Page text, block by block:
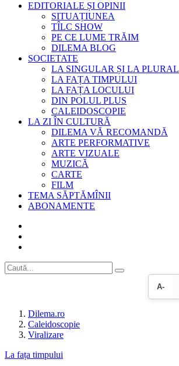
EDITORIALE ȘI OPINII
SITUAȚIUNEA
TÎLC SHOW
PE CE LUME TRĂIM
DILEMA BLOG
SOCIETATE
LA SINGULAR ȘI LA PLURAL
LA FAȚA TIMPULUI
LA FAȚA LOCULUI
DIN POLUL PLUS
CALEIDOSCOPIE
LA ZI ÎN CULTURĂ
DILEMA VĂ RECOMANDĂ
ARTE PERFORMATIVE
ARTE VIZUALE
MUZICĂ
CARTE
FILM
TEMA SĂPTĂMÎNII
ABONAMENTE
A-
Dilema.ro
Caleidoscopie
Viralizare
La fața timpului